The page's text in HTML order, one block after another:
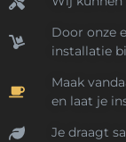
Door onze
installatie
Maak
en laat je
Je draagt